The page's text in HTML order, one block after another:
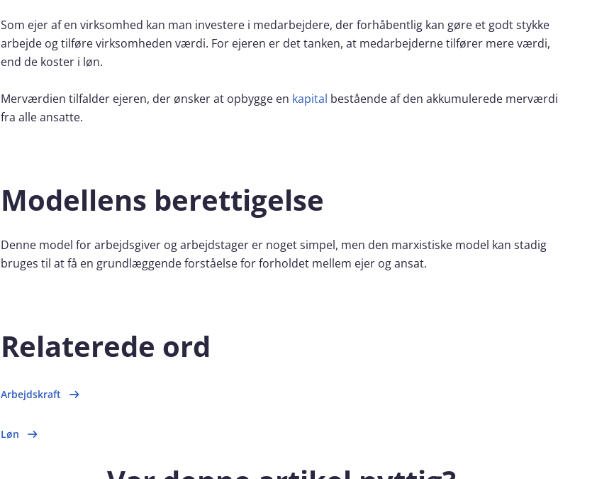
Som ejer af en virksomhed kan man investere i medarbejdere, der forhåbentlig kan gøre et godt stykke
arbejde og tilføre virksomheden værdi. For ejeren er det tanken, at medarbejderne tilfører mere værdi,
end de koster i løn.
Merværdien tilfalder ejeren, der ønsker at opbygge en kapital bestående af den akkumulerede merværdi
fra alle ansatte.
Modellens berettigelse
Denne model for arbejdsgiver og arbejdstager er noget simpel, men den marxistiske model kan stadig
bruges til at få en grundlæggende forståelse for forholdet mellem ejer og ansat.
Relaterede ord
Arbejdskraft
Løn